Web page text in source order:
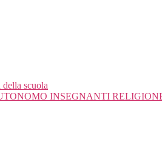
scuola
INSEGNANTI